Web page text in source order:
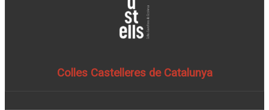
Colles Castelleres de Catalunya